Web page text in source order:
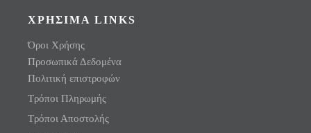
ΧΡΗΣΙΜΑ LINKS
Όροι Χρήσης
Προσωπικά Δεδομένα
Πολιτική επιστροφών
Τρόποι Πληρωμής
Τρόποι Αποστολής